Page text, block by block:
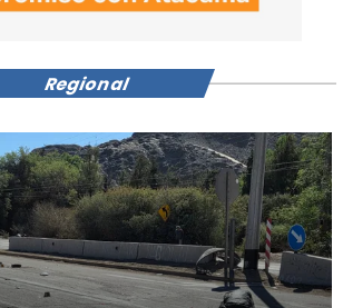
Regional